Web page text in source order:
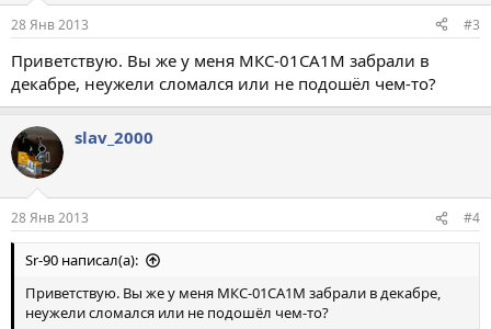
28 Янв 2013 #3
Приветствую. Вы же у меня МКС-01СА1М забрали в
декабре, неужели сломался или не подошёл чем-то?
slav_2000
28 Янв 2013 #4
Sr-90 написал(а):
Приветствую. Вы же у меня МКС-01СА1М забрали в декабре,
неужели сломался или не подошёл чем-то?